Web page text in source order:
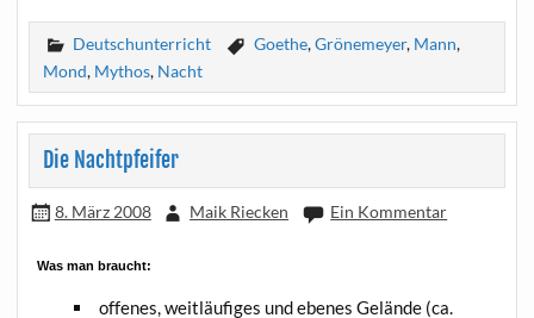
Deutschunterricht Goethe,Grönemeyer, Mann,
Mond, Mythos, Nacht
Die Nachtpfeifer
8. März 2008 Maik Riecken Ein Kommentar
Was man braucht:
offe­nes, weit­läu­fi­ges und ebe­nes Gelän­de (ca.